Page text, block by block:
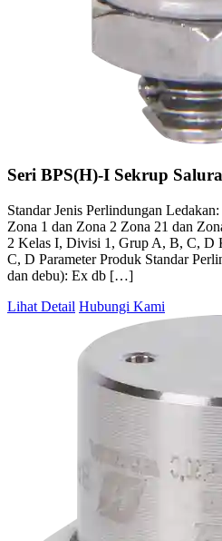
Seri BPS(H)-I Sekrup
Standar Jenis Perlindungan
Zona 1 dan Zona 2 Zona 21 dan
2 Kelas I, Divisi 1, Grup A, B, C, D
C, D Parameter Produk Standar
dan debu): Ex db […]
Lihat Detail Hubungi Kami